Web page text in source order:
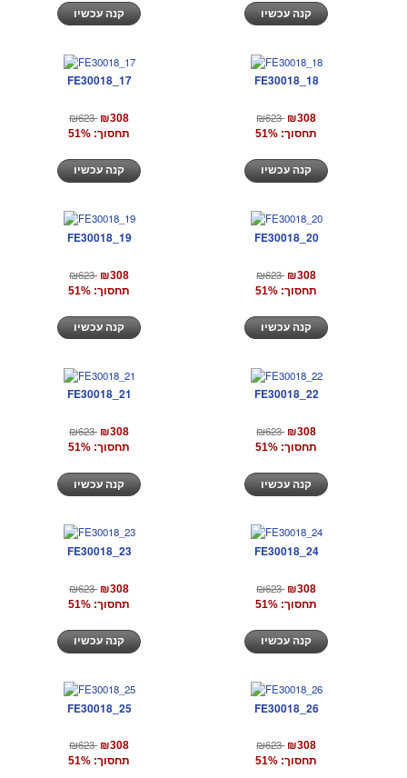
FE30018_17
₪623 ₪308
תחסוך: 51%
FE30018_18
₪623 ₪308
תחסוך: 51%
FE30018_19
₪623 ₪308
תחסוך: 51%
FE30018_20
₪623 ₪308
תחסוך: 51%
FE30018_21
₪623 ₪308
תחסוך: 51%
FE30018_22
₪623 ₪308
תחסוך: 51%
FE30018_23
₪623 ₪308
תחסוך: 51%
FE30018_24
₪623 ₪308
תחסוך: 51%
FE30018_25
₪623 ₪308
תחסוך: 51%
FE30018_26
₪623 ₪308
תחסוך: 51%